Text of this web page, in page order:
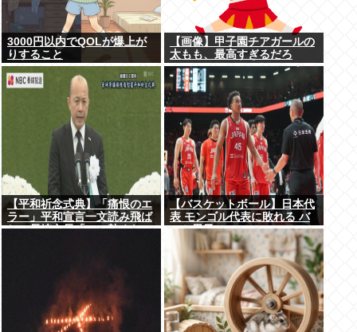
3000円以内でQOLが爆上が
りすること
【画像】甲子園チアガールの
太もも、最高すぎるだろ
www
【平和祈念式典】「痛恨のエ
ラー」平和宣言一文読み飛ば
し…長崎市長「つい熱くなっ
【バスケットボール】日本代
表 モンゴル代表に敗れる バ
スケ男子